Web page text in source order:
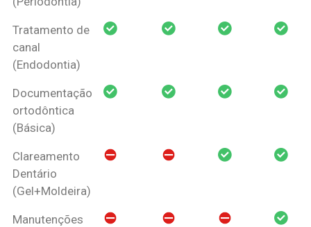
Tratamento de
canal
(Endodontia)
Documentação
ortodôntica
(Básica)
Clareamento
Dentário
(Gel+Moldeira)
Manutenções